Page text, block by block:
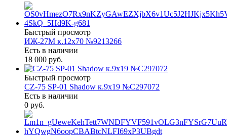
Быстрый просмотр
ИЖ-27М к.12х70 №9213266
Есть в наличии
18 000 руб.
Быстрый просмотр
CZ-75 SP-01 Shadow к.9х19 №С297072
Есть в наличии
0 руб.